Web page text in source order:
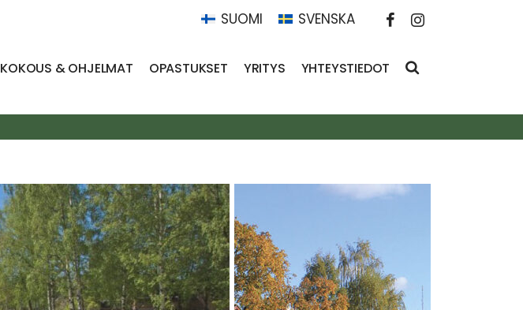
SUOMI SVENSKA
KOKOUS & OHJELMAT OPASTUKSET YRITYS YHTEYSTIEDOT